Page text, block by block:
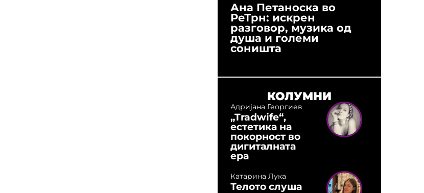
Ана Петаноска во
РеТрн: искрен
разговор, музика од
душа и големи
соништа
КОЛУМНИ
Адријана Георгиев
„Tradwife“,
естетика на
покорност во
дигиталната
ера
Катарина Лука
Телото слуша